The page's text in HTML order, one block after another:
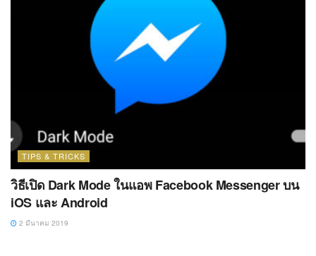
TIPS & TRICKS
วิธีเปิด Dark Mode ในแอพ Facebook Messenger บน
iOS และ Android
2 มีนาคม 2019